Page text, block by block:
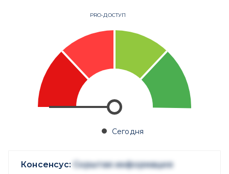
PRO-ДОСТУП
Сегодня
Консенсус: Скрытая информация